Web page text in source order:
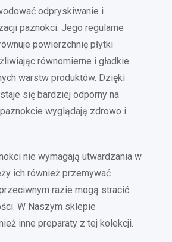
odpryskiwanie i
paznokci. Jego regularne
powierzchnię płytki
równomierne i gładkie
warstw produktów. Dzięki
się bardziej odporny na
wyglądają zdrowo i
nie wymagają utwardzania w
ich również przemywać
razie mogą stracić
W Naszym sklepie
inne preparaty z tej kolekcji.